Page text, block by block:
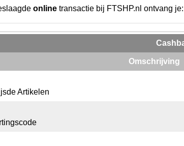
online transactie bij FTSHP.nl ontvang je:
Omschrijving
Artikelen